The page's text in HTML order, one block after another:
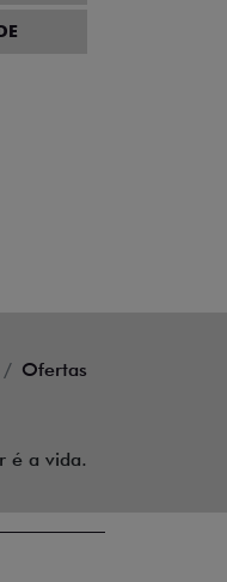
Ofertas
é a vida.